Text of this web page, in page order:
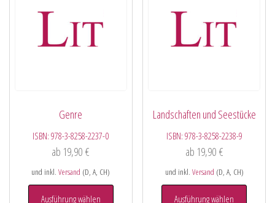
Genre
ISBN:978-3-8258-2237-0
ab 19,90€
und inkl.Versand (D, A, CH)
Ausführung wählen
Landschaften und Seestücke
ISBN: 978-3-8258-2238-9
ab 19,90 €
und inkl. Versand (D, A, CH)
Ausführung wählen